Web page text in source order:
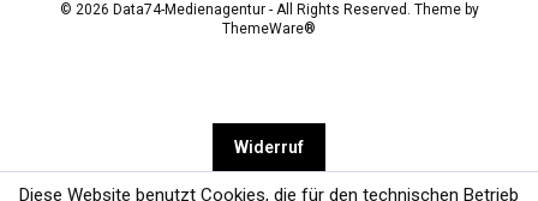
© 2026 Data74-Medienagentur - All Rights Reserved. Theme by
ThemeWare®
Widerruf
Diese Website benutzt Cookies, die für den technischen Betrieb